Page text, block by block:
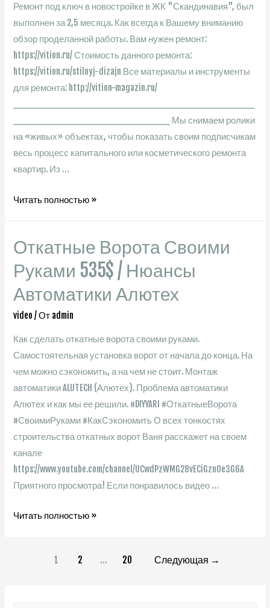
Ремонт под ключ в новостройке в ЖК "Скандинавия", был
выполнен за 2,5 месяца. Как всегда к Вашему вниманию
обзор проделанной работы. Вам нужен ремонт:
https://vition.ru/ Стоимость данного ремонта:
https://vition.ru/stilnyj-dizajn Все материалы и инструменты
для ремонта: http://vition-magazin.ru/
__________________________ Мы снимаем ролики
на «живых» объектах, чтобы показать своим подписчикам
весь процесс капитального или косметического ремонта
квартир. Из …
Стильный
ЖК
Скандинавия.
Ремонт
квартиры
под
в
новостройке.
Цена
ремонта.
Читать полностью »
Откатные Ворота Своими
Руками 535$ / Нюансы
Автоматики Алютех
video / От admin
Как сделать откатные ворота своими руками.
Самостоятельная установка ворот от начала до конца. На
чем можно сэкономить, а на чем не стоит. Монтаж
автоматики ALUTECH (Алютех). Проблема автоматики
Алютех и как мы ее решили. #DIYYARI #ОткатныеВорота
#СвоимиРуками #КакСэкономить О всех тонкостях
строительства откатных ворот Ваня расскажет на своем
канале
https://www.youtube.com/channel/UCwdPzWMG28vECiGzn0e3G6A
Приятного просмотра! Если понравилось видео …
Откатные
Читать полностью »
Навигация
1 2 … 20 Следующая →